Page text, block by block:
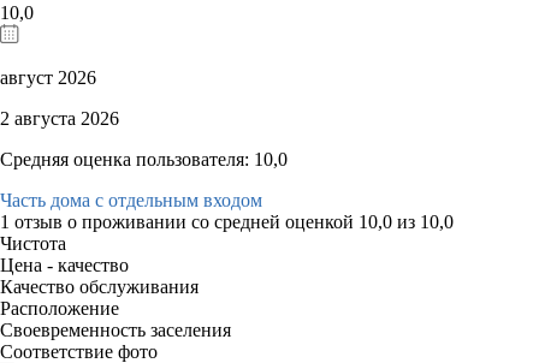
10,0
август 2026
2 августа 2026
Средняя оценка пользователя: 10,0
Часть дома с отдельным входом
1 отзыв о проживании со средней оценкой 10,0 из 10,0
Чистота
Цена - качество
Качество обслуживания
Расположение
Своевременность заселения
Соответствие фото